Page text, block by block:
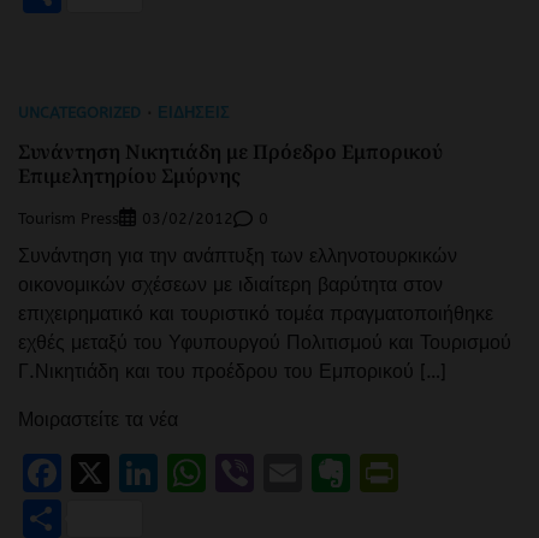
UNCATEGORIZED ΕΙΔΉΣΕΙΣ
Συνάντηση Νικητιάδη με Πρόεδρο Εμπορικού
Επιμελητηρίου Σμύρνης
Tourism Press 03/02/2012 0
Συνάντηση για την ανάπτυξη των ελληνοτουρκικών
οικονομικών σχέσεων με ιδιαίτερη βαρύτητα στον
επιχειρηματικό και τουριστικό τομέα πραγματοποιήθηκε
εχθές μεταξύ του Υφυπουργού Πολιτισμού και Τουρισμού
Γ.Νικητιάδη και του προέδρου του Εμπορικού […]
Μοιραστείτε τα νέα
Facebook
X LinkedIn
WhatsApp
ViberEmailEvernote